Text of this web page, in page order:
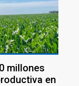
millones
en